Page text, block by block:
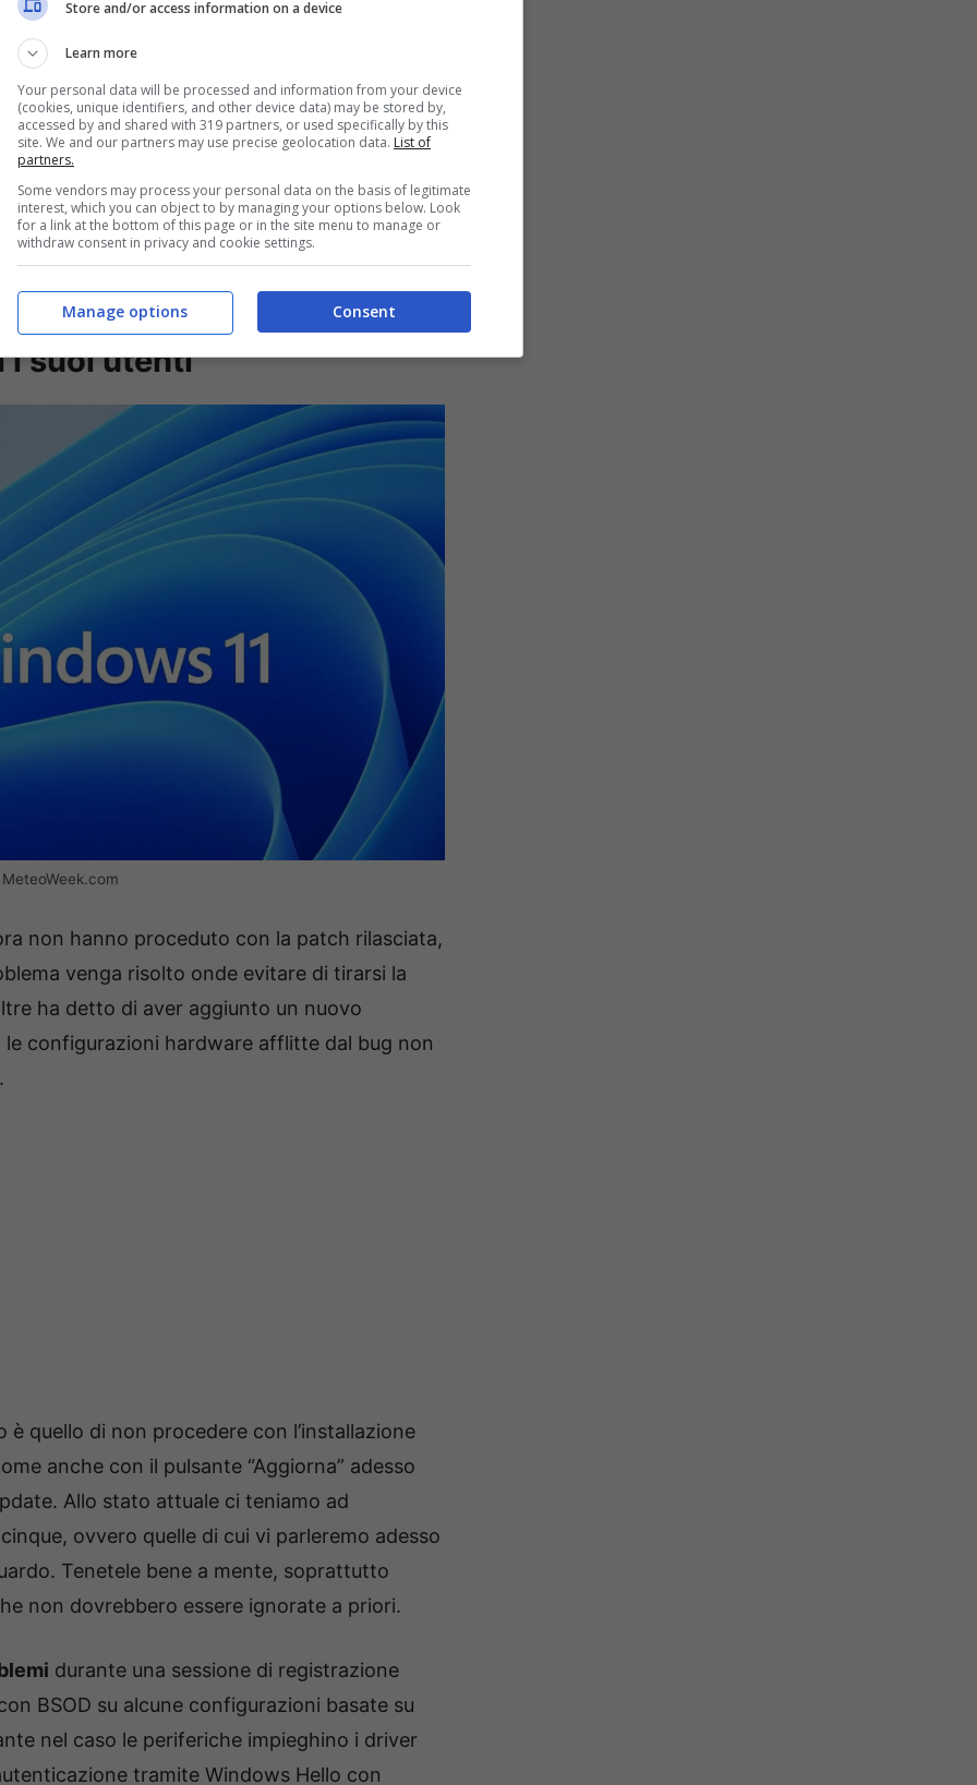
ma risolvibile: Microsoft
i suoi utenti
non hanno proceduto con la patch rilasciata,
venga risolto onde evitare di tirarsi la
ha detto di aver aggiunto un nuovo
le configurazioni hardware afflitte dal bug non
quello di non procedere con l’installazione
anche con il pulsante “Aggiorna” adesso
Allo stato attuale ci teniamo ad
ovvero quelle di cui vi parleremo adesso
Tenetele bene a mente, soprattutto
non dovrebbero essere ignorate a priori.
durante una sessione di registrazione
BSOD su alcune configurazioni basate su
nel caso le periferiche impieghino i driver
tramite Windows Hello con
Store and/or access information on a device
Learn more
Your personal data will be processed and information from your device
(cookies, unique identifiers, and other device data) may be stored by,
accessed by and shared with 319 partners, or used specifically by this
site. We and our partners may use precise geolocation data. List of
partners.
Some vendors may process your personal data on the basis of legitimate
interest, which you can object to by managing your options below. Look
for a link at the bottom of this page or in the site menu to manage or
withdraw consent in privacy and cookie settings.
Consent
Manage options